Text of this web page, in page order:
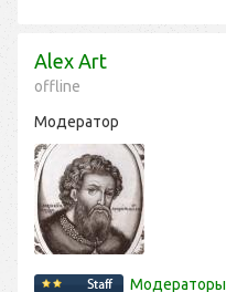
offline
Alex Art
Модератор
Модераторы